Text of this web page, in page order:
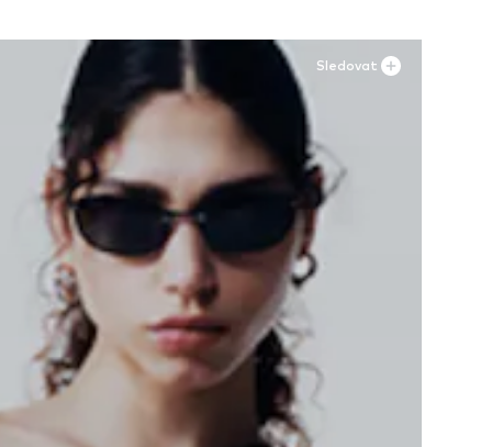
Sledovat